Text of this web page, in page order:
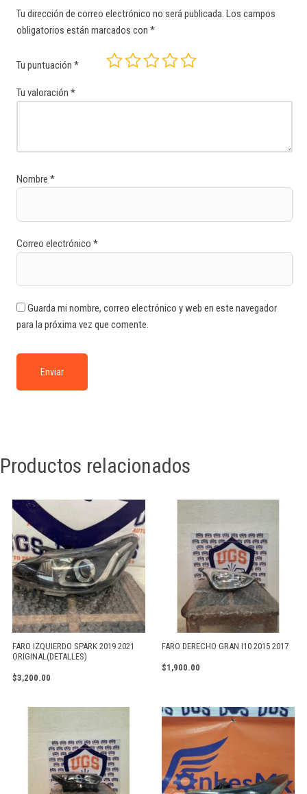
Tu dirección de correo electrónico no será publicada. Los campos
obligatorios están marcados con *
Tu puntuación *
Tu valoración *
Nombre *
Correo electrónico *
Guarda mi nombre, correo electrónico y web en este navegador
para la próxima vez que comente.
Productos relacionados
FARO IZQUIERDO SPARK 2019 2021
ORIGINAL(DETALLES)
$3,200.00
FARO DERECHO GRAN I10 2015 2017
$1,900.00